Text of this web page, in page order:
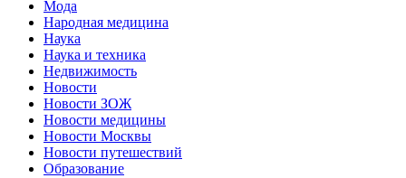
Мода
Народная медицина
Наука
Наука и техника
Недвижимость
Новости
Новости ЗОЖ
Новости медицины
Новости Москвы
Новости путешествий
Образование